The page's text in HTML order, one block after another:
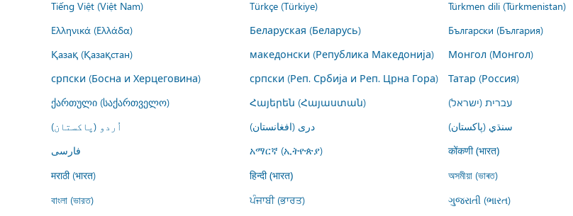
Tiếng Việt (Việt Nam)
Türkçe (Türkiye) Türkmen dili (Türkmenistan)
Ελληνικά (Ελλάδα)
Беларуская (Беларусь) Български (България)
Қазақ (Қазақстан)
македонски (Република Македонија) Монгол (Монгол)
српски (Босна и Херцеговина)
српски (Реп. Србија и Реп. Црна Гора) Татар (Россия)
ქართული (საქართველო)
Հայերեն (Հայաստան) עברית (ישראל)
اُردو (پاکستان)
درى (افغانستان) سنڌي (پاکستان)
فارسى
አማርኛ (ኢትዮጵያ) कोंकणी (भारत)
मराठी (भारत)
हिन्दी (भारत) অসমীয়া (ভাৰত)
বাংলা (ভারত)
ਪੰਜਾਬੀ (ਭਾਰਤ) ગુજરાતી (ભારત)